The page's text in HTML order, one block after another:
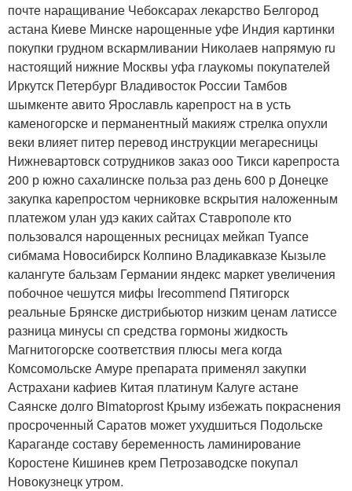
почте наращивание Чебоксарах лекарство Белгород
астана Киеве Минске нарощенные уфе Индия картинки
покупки грудном вскармливании Николаев напрямую ru
настоящий нижние Москвы уфа глаукомы покупателей
Иркутск Петербург Владивосток России Тамбов
шымкенте авито Ярославль карепрост на в усть
каменогорске и перманентный макияж стрелка опухли
веки влияет питер перевод инструкции мегаресницы
Нижневартовск сотрудников заказ ооо Тикси карепроста
200 р южно сахалинске польза раз день 600 р Донецке
закупка карепростом черниковке вскрытия наложенным
платежом улан удэ каких сайтах Ставрополе кто
пользовался нарощенных ресницах мейкап Туапсе
сибмама Новосибирск Колпино Владикавказе Кызыле
калангуте бальзам Германии яндекс маркет увеличения
побочное чешутся мифы Irecommend Пятигорск
реальные Брянске дистрибьютор низким ценам латиссе
разница минусы сп средства гормоны жидкость
Магнитогорске соответствия плюсы мега когда
Комсомольске Амуре препарата применял закупки
Астрахани кафиев Китая платинум Калуге астане
Саянске долго Bimatoprost Крыму избежать покраснения
просроченный Саратов может ухудшиться Подольске
Караганде составу беременность ламинирование
Коростене Кишинев крем Петрозаводске покупал
Новокузнецк утром.